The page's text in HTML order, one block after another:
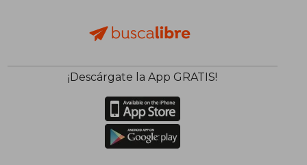
¡Descárgate la App GRATIS!